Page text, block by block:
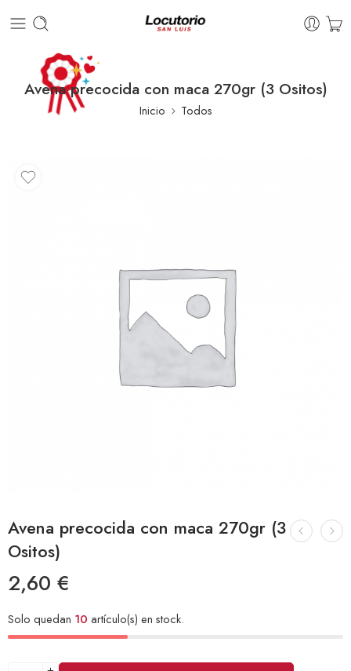
Avena precocida con maca 270gr (3 Ositos)
Inicio Todos
Avena precocida con maca 270gr (3
Ositos)
2,60 €
Solo quedan 10 artículo(s) en stock.